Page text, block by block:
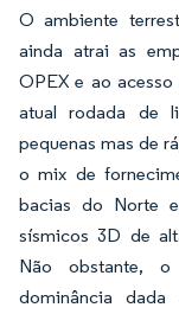
O ambiente
ainda atrai as
OPEX e ao
atual rodada de
pequenas mas de
o mix de
bacias do Norte
sísmicos 3D de
Não obstante, o
dominância